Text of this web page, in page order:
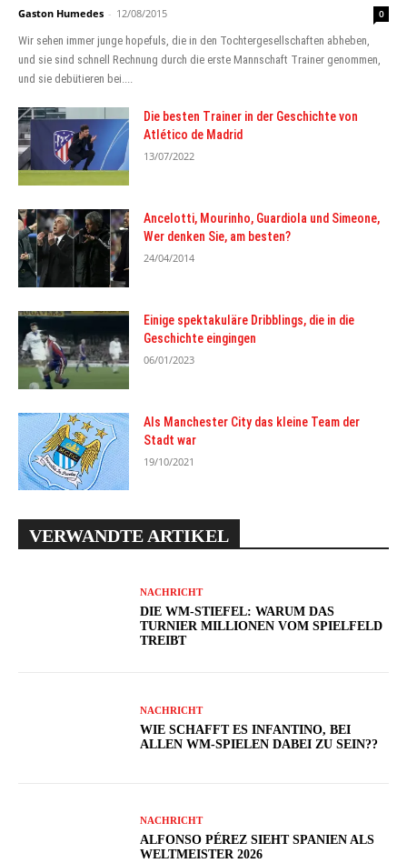
Gaston Humedes - 12/08/2015 0
Wir sehen immer junge hopefuls, die in den Tochtergesellschaften abheben,
und sie sind schnell Rechnung durch die erste Mannschaft Trainer genommen,
und sie debütieren bei....
Die besten Trainer in der Geschichte von
Atlético de Madrid
13/07/2022
Ancelotti, Mourinho, Guardiola und Simeone,
Wer denken Sie, am besten?
24/04/2014
Einige spektakuläre Dribblings, die in die
Geschichte eingingen
06/01/2023
Als Manchester City das kleine Team der
Stadt war
19/10/2021
VERWANDTE ARTIKEL
NACHRICHT
DIE WM-STIEFEL: WARUM DAS
TURNIER MILLIONEN VOM SPIELFELD
TREIBT
NACHRICHT
WIE SCHAFFT ES INFANTINO, BEI
ALLEN WM-SPIELEN DABEI ZU SEIN??
NACHRICHT
ALFONSO PÉREZ SIEHT SPANIEN ALS
WELTMEISTER 2026